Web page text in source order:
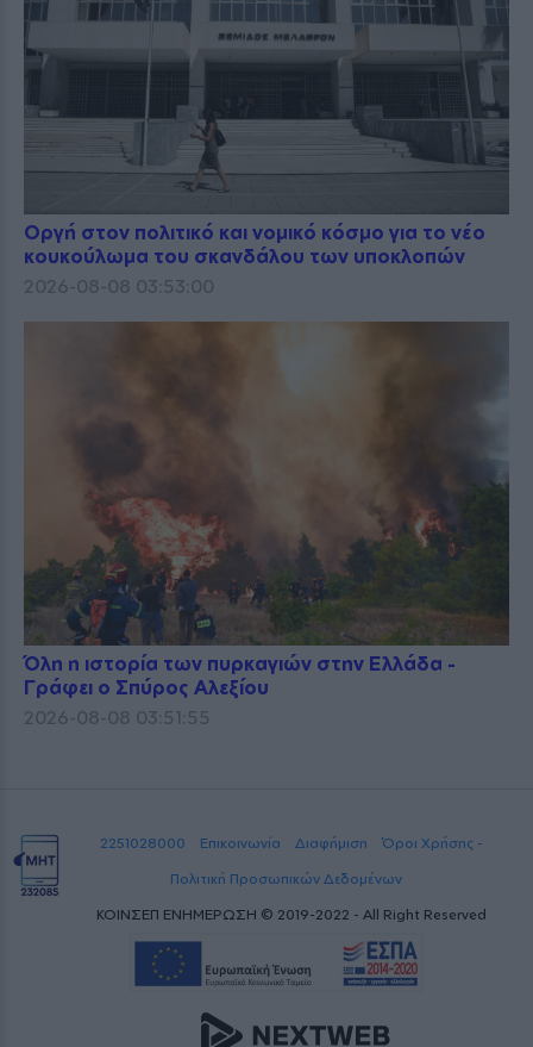
Οργή στον πολιτικό και νομικό κόσμο για το νέο
κουκούλωμα του σκανδάλου των υποκλοπών
2026-08-08 03:53:00
Όλη η ιστορία των πυρκαγιών στην Ελλάδα -
Γράφει ο Σπύρος Αλεξίου
2026-08-08 03:51:55
2251028000 Επικοινωνία Διαφήμιση
Όροι Χρήσης -
Πολιτική Προσωπικών Δεδομένων
ΚΟΙΝΣΕΠ ΕΝΗΜΕΡΩΣΗ © 2019-2022 - All Right Reserved